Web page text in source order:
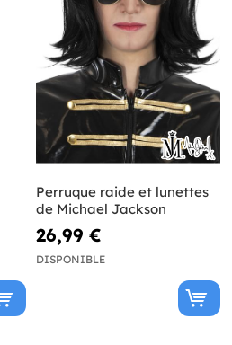
Perruque raide et lunettes
de Michael Jackson
26,99 €
DISPONIBLE